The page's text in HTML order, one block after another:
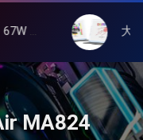
大上 Paperlike 13K
MA824